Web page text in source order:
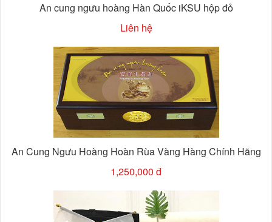
An cung ngưu hoàng Hàn Quốc iKSU hộp đỏ
Liên hệ
An Cung Ngưu Hoàng Hoàn Rùa Vàng Hàng Chính Hãng
1,250,000 đ